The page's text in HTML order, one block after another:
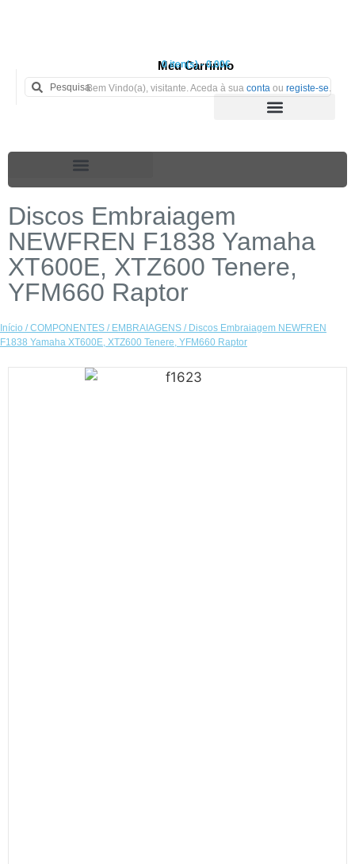
Meu Carrinho
0 iten(s) - 0.00€
Bem Vindo(a), visitante. Aceda à sua conta ou registe-se.
Discos Embraiagem
NEWFREN F1838 Yamaha
XT600E, XTZ600 Tenere,
YFM660 Raptor
Início /COMPONENTES / EMBRAIAGENS / Discos Embraiagem NEWFREN
F1838 Yamaha XT600E, XTZ600 Tenere, YFM660 Raptor